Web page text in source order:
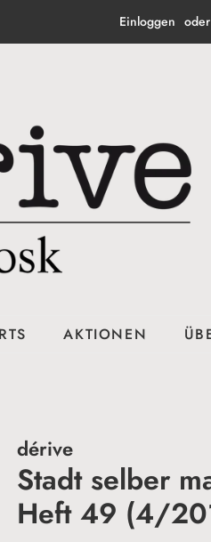
Einloggen oder
AKTIONEN
dérive
Stadt selber
Heft 49 (4/